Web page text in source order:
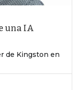
una IA
de Kingston en